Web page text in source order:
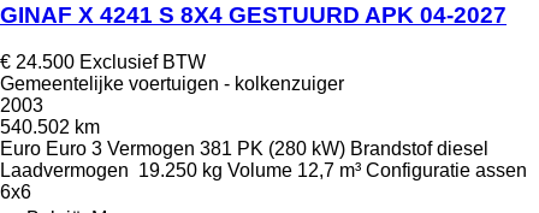
GINAF X 4241 S 8X4 GESTUURD APK 04-2027
€ 24.500 Exclusief BTW
Gemeentelijke voertuigen - kolkenzuiger
2003
540.502 km
Euro Euro 3 Vermogen 381 PK (280 kW) Brandstof diesel
Laadvermogen 19.250 kg Volume 12,7 m³ Configuratie assen
6x6